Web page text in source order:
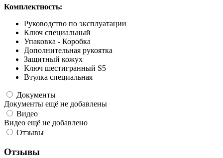
Комплектность:
Руководство по эксплуатации
Ключ специальный
Упаковка - Коробка
Дополнительная рукоятка
Защитный кожух
Ключ шестигранный S5
Втулка специальная
Документы
Документы ещё не добавлены
Видео
Видео ещё не добавлено
Отзывы
Отзывы